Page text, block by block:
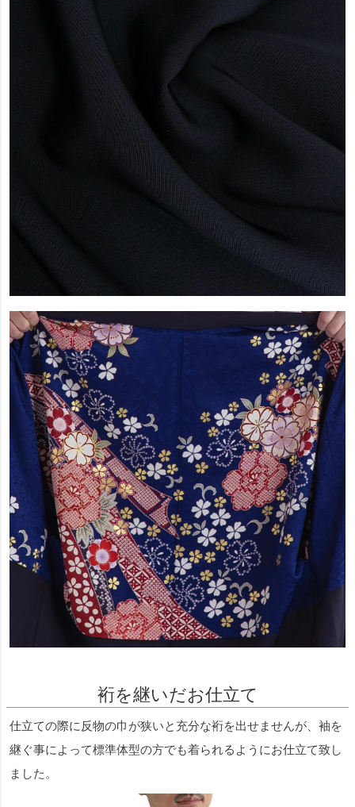
裄を継いだお仕立て
仕立ての際に反物の巾が狭いと充分な裄を出せませんが、袖を
継ぐ事によって標準体型の方でも着られるようにお仕立て致し
ました。